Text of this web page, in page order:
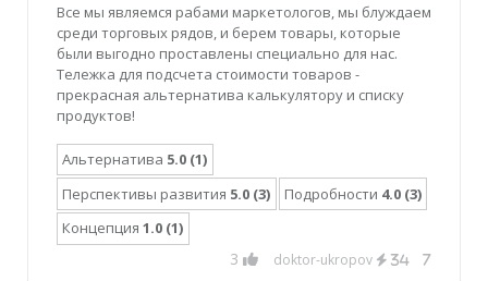
Все мы являемся рабами маркетологов, мы блуждаем
среди торговых рядов, и берем товары, которые
были выгодно проставлены специально для нас.
Тележка для подсчета стоимости товаров -
прекрасная альтернатива калькулятору и списку
продуктов!
Альтернатива 5.0 (1)
Перспективы развития 5.0 (3) Подробности 4.0 (3)
Концепция1.0 (1)
3 doktor-ukropov 34 7